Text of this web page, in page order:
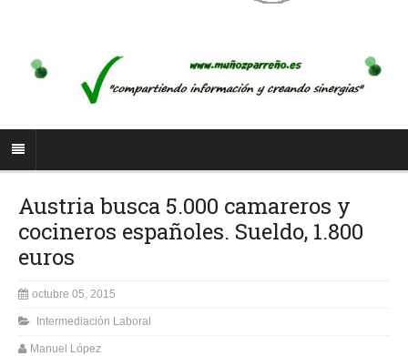
Austria busca 5.000 camareros y
cocineros españoles. Sueldo, 1.800
euros
octubre 05, 2015
Intermediación Laboral
Manuel López